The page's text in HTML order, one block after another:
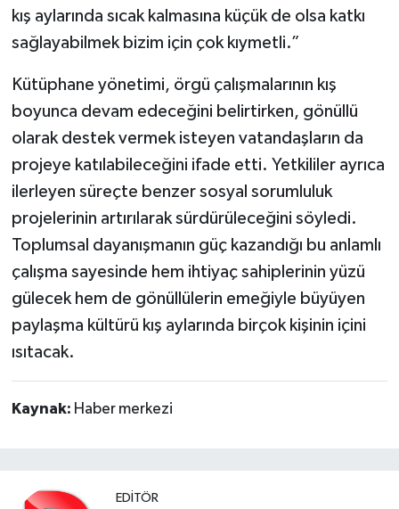
kış aylarında sıcak kalmasına küçük de olsa katkı
sağlayabilmek bizim için çok kıymetli.”
Kütüphane yönetimi, örgü çalışmalarının kış
boyunca devam edeceğini belirtirken, gönüllü
olarak destek vermek isteyen vatandaşların da
projeye katılabileceğini ifade etti. Yetkililer ayrıca
ilerleyen süreçte benzer sosyal sorumluluk
projelerinin artırılarak sürdürüleceğini söyledi.
Toplumsal dayanışmanın güç kazandığı bu anlamlı
çalışma sayesinde hem ihtiyaç sahiplerinin yüzü
gülecek hem de gönüllülerin emeğiyle büyüyen
paylaşma kültürü kış aylarında birçok kişinin içini
ısıtacak.
Kaynak: Haber merkezi
EDITÖR